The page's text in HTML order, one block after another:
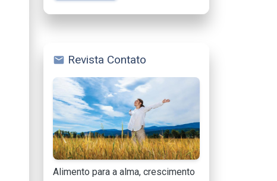
mail Revista Contato
Alimento para a alma, crescimento